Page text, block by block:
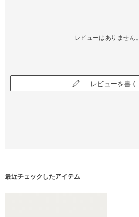
レビューはありません。
レビューを書く
最近チェックしたアイテム